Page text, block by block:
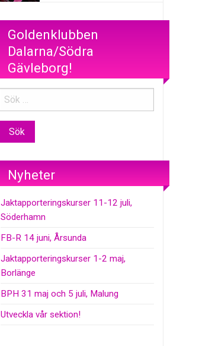
Goldenklubben
Dalarna/Södra
Gävleborg!
Nyheter
Jaktapporteringskurser 11-12 juli,
Söderhamn
FB-R 14 juni, Årsunda
Jaktapporteringskurser 1-2 maj,
Borlänge
BPH 31 maj och 5 juli, Malung
Utveckla vår sektion!